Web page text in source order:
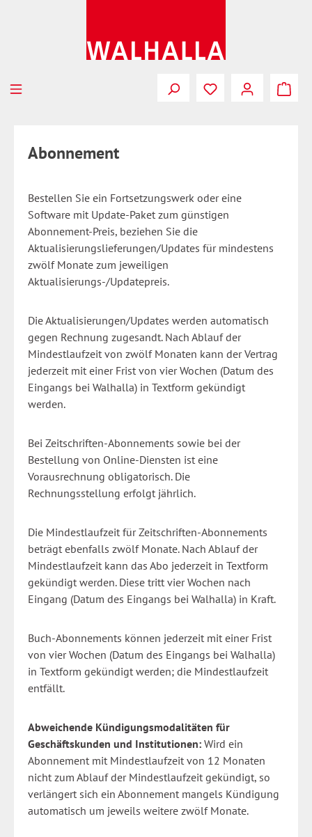
Abonnement
Bestellen Sie ein Fortsetzungswerk oder eine
Software mit Update-Paket zum günstigen
Abonnement-Preis, beziehen Sie die
Aktualisierungslieferungen/Updates für mindestens
zwölf Monate zum jeweiligen
Aktualisierungs-/Updatepreis.
Die Aktualisierungen/Updates werden automatisch
gegen Rechnung zugesandt. Nach Ablauf der
Mindestlaufzeit von zwölf Monaten kann der Vertrag
jederzeit mit einer Frist von vier Wochen (Datum des
Eingangs bei Walhalla) in Textform gekündigt
werden.
Bei Zeitschriften-Abonnements sowie bei der
Bestellung von Online-Diensten ist eine
Vorausrechnung obligatorisch. Die
Rechnungsstellung erfolgt jährlich.
Die Mindestlaufzeit für Zeitschriften-Abonnements
beträgt ebenfalls zwölf Monate. Nach Ablauf der
Mindestlaufzeit kann das Abo jederzeit in Textform
gekündigt werden. Diese tritt vier Wochen nach
Eingang (Datum des Eingangs bei Walhalla) in Kraft.
Buch-Abonnements können jederzeit mit einer Frist
von vier Wochen (Datum des Eingangs bei Walhalla)
in Textform gekündigt werden; die Mindestlaufzeit
entfällt.
Abweichende Kündigungsmodalitäten für
Geschäftskunden und Institutionen: Wird ein
Abonnement mit Mindestlaufzeit von 12 Monaten
nicht zum Ablauf der Mindestlaufzeit gekündigt, so
verlängert sich ein Abonnement mangels Kündigung
automatisch um jeweils weitere zwölf Monate.